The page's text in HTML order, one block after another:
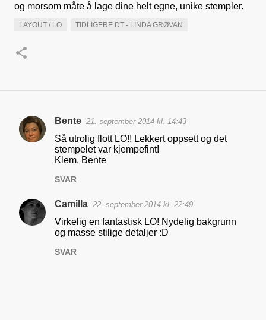
og morsom måte å lage dine helt egne, unike stempler.
LAYOUT / LO TIDLIGERE DT - LINDA GRØVAN
K
n
Bente 21. september 2014 kl. 14:43
Så utrolig flott LO!! Lekkert oppsett og det
stempelet var kjempefint!
Klem, Bente
SVAR
Camilla 22. september 2014 kl. 22:49
Virkelig en fantastisk LO! Nydelig bakgrunn
og masse stilige detaljer :D
SVAR